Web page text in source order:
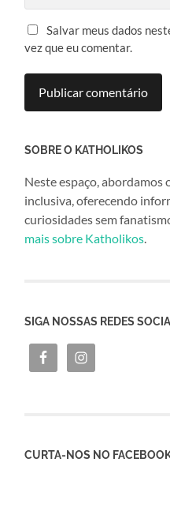
Salvar meus dados
vez que eu comentar.
SOBRE O KATHOLIKOS
Neste espaço, abordamos
inclusiva, oferecendo
curiosidades sem
mais sobre Katholikos.
SIGA NOSSAS REDES
CURTA-NOS NO